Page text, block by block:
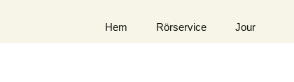
Hem Rörservice Jour